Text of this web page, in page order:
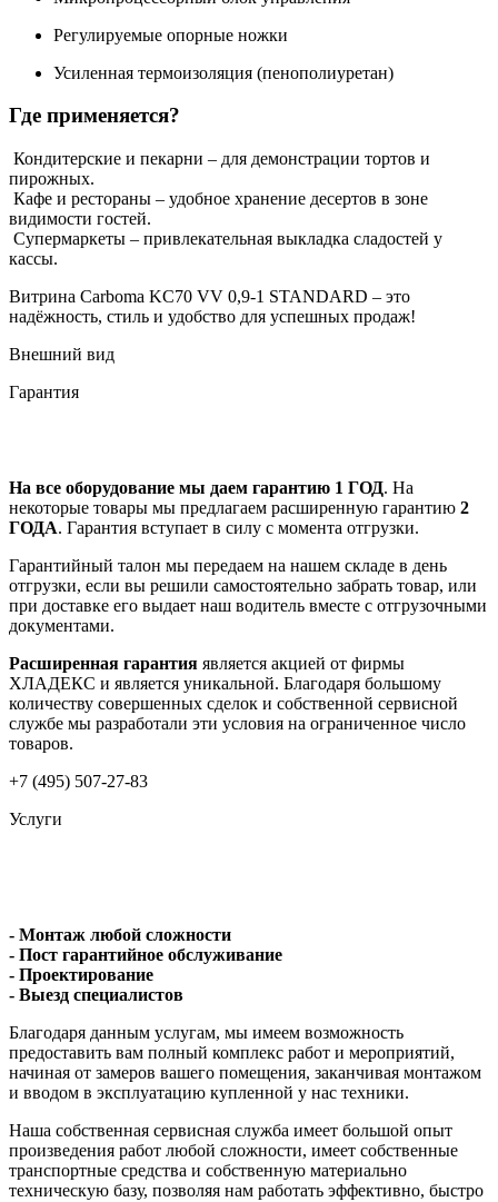
Регулируемые опорные ножки
Усиленная термоизоляция (пенополиуретан)
Где применяется?
Кондитерские и пекарни – для демонстрации тортов и
пирожных.
Кафе и рестораны – удобное хранение десертов в зоне
видимости гостей.
Супермаркеты – привлекательная выкладка сладостей у
кассы.
Витрина Carboma KC70 VV 0,9-1 STANDARD – это
надёжность, стиль и удобство для успешных продаж!
Внешний вид
Гарантия
На все оборудование мы даем гарантию 1 ГОД. На
некоторые товары мы предлагаем расширенную гарантию 2
ГОДА. Гарантия вступает в силу с момента отгрузки.
Гарантийный талон мы передаем на нашем складе в день
отгрузки, если вы решили самостоятельно забрать товар, или
при доставке его выдает наш водитель вместе с отгрузочными
документами.
Расширенная гарантия является акцией от фирмы
ХЛАДЕКС и является уникальной. Благодаря большому
количеству совершенных сделок и собственной сервисной
службе мы разработали эти условия на ограниченное число
товаров.
+7 (495) 507-27-83
Услуги
- Монтаж любой сложности
- Пост гарантийное обслуживание
- Проектирование
- Выезд специалистов
Благодаря данным услугам, мы имеем возможность
предоставить вам полный комплекс работ и мероприятий,
начиная от замеров вашего помещения, заканчивая монтажом
и вводом в эксплуатацию купленной у нас техники.
Наша собственная сервисная служба имеет большой опыт
произведения работ любой сложности, имеет собственные
транспортные средства и собственную материально
техническую базу, позволяя нам работать эффективно, быстро